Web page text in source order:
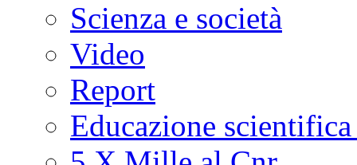
Scienza e società
Video
Report
Educazione